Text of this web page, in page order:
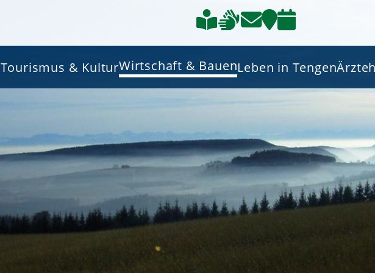
Tourismus & KulturWirtschaft & BauenLeben in Tengen